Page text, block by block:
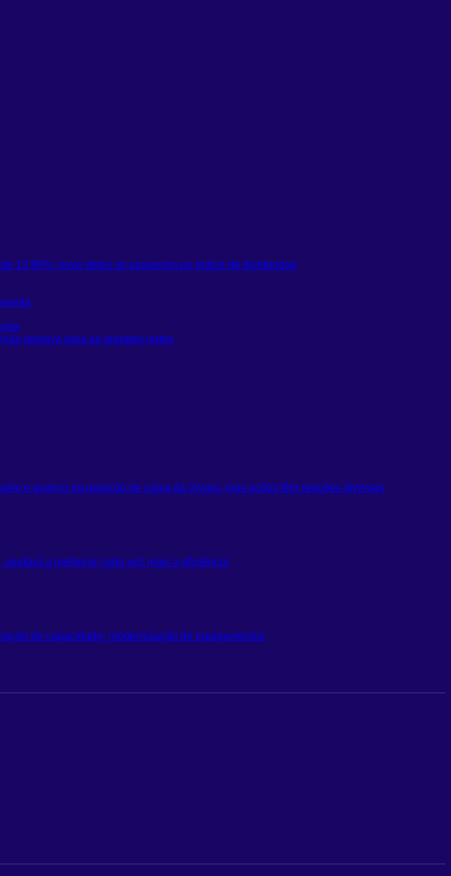
13,90%; nove deles só aparecem no índice de dividendos
positiva para as grandes redes
e avanço na geração de caixa da Vivara, mas ações têm reações diversas
a melhorar cada vez mais a eficiência
de capacidade, modernização de equipamentos